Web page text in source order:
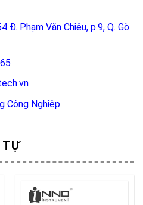
Đ. Phạm Văn Chiêu, p.9, Q. Gò
Công Nghiệp
TỰ